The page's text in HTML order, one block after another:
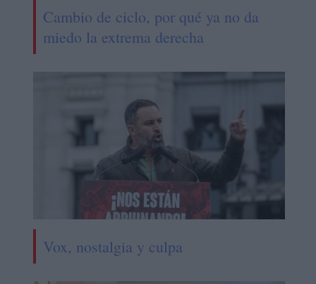
Cambio de ciclo, por qué ya no da
miedo la extrema derecha
Vox, nostalgia y culpa